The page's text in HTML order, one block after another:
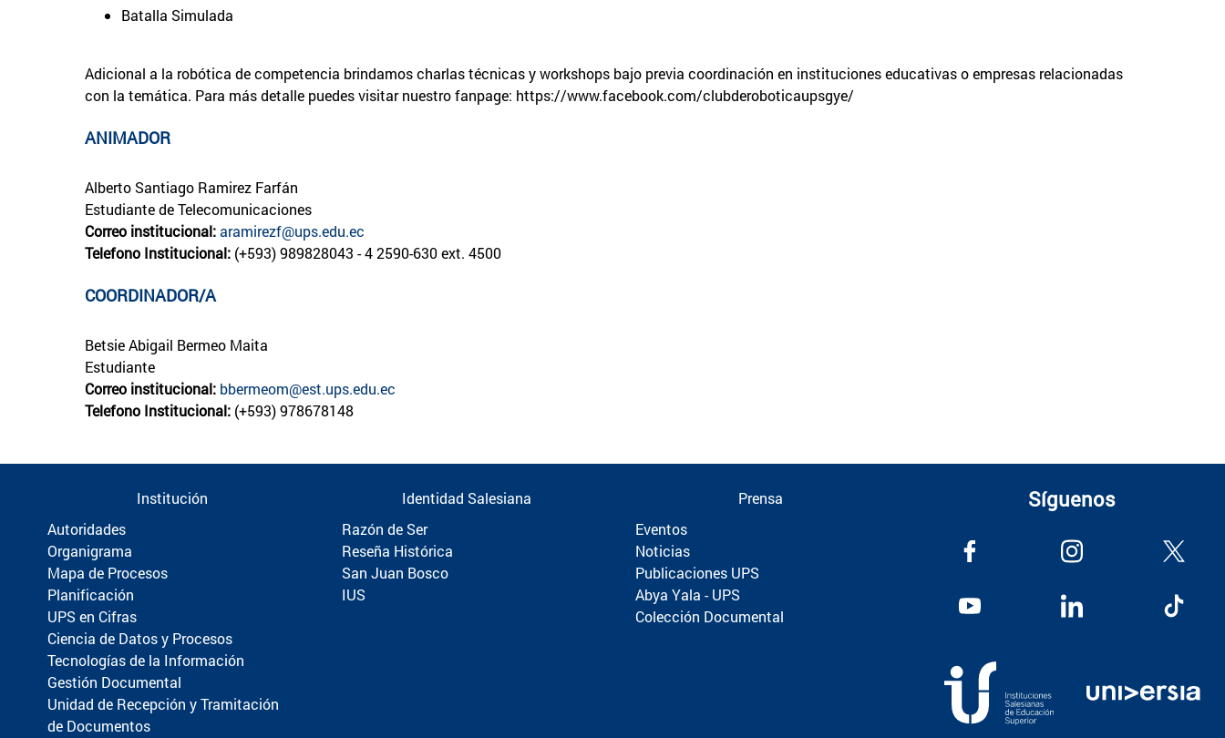
Batalla Simulada
Adicional a la robótica de competencia brindamos charlas técnicas y workshops bajo previa coordinación en instituciones educativas o empresas relacionadas
con la temática. Para más detalle puedes visitar nuestro fanpage: https://www.facebook.com/clubderoboticaupsgye/
ANIMADOR
Alberto Santiago Ramirez Farfán
Estudiante de Telecomunicaciones
Correo institucional: aramirezf@ups.edu.ec
Telefono Institucional:(+593) 989828043 - 4 2590-630 ext. 4500
COORDINADOR/A
Betsie Abigail Bermeo Maita
Estudiante
Correo institucional: bbermeom@est.ups.edu.ec
Telefono Institucional:(+593) 978678148
Institución
Autoridades
Organigrama
Mapa de Procesos
Planificación
UPS en Cifras
Ciencia de Datos y Procesos
Tecnologías de la Información
Gestión Documental
Unidad de Recepción y Tramitación
de Documentos
Identidad Salesiana
Razón de Ser
Reseña Histórica
San Juan Bosco
IUS
Prensa
Eventos
Noticias
Publicaciones UPS
Abya Yala - UPS
Colección Documental
Síguenos